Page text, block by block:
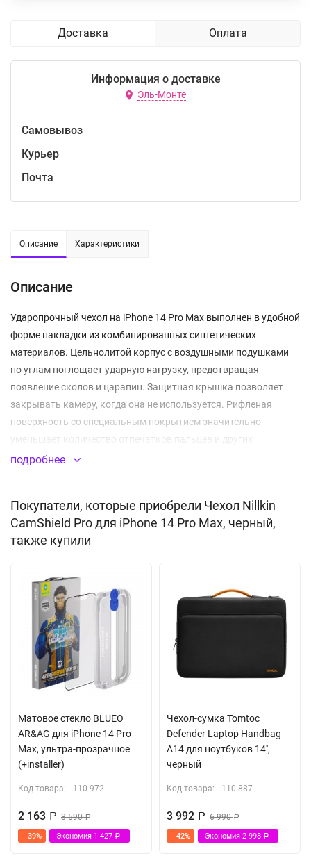
Доставка Оплата
Информация о доставке
Эль-Монте
Самовывоз
Курьер
Почта
Описание Характеристики
Описание
Ударопрочный чехол на iPhone 14 Pro Max выполнен в удобной
форме накладки из комбинированных синтетических
материалов. Цельнолитой корпус с воздушными подушками
по углам поглощает ударную нагрузку, предотвращая
появление сколов и царапин. Защитная крышка позволяет
закрывать камеру, когда она не используется. Рифленая
поверхность со специальным покрытием значительно
уменьшает количество отпечатков пальцев и других
загрязнений.
Специальное покрытие, не оставляет отпечатков
Материал:пластик
подробнее
Покупатели, которые приобрели Чехол Nillkin
CamShield Pro для iPhone 14 Pro Max, черный,
также купили
Матовое стекло BLUEO
AR&AG для iPhone 14 Pro
Max, ультра-прозрачное
(+installer)
Код товара: 110-972
2 163 Р 3 590Р
- 39% Экономия 1 427 Р
Чехол-сумка Tomtoc
Defender Laptop Handbag
A14 для ноутбуков 14'',
черный
Код товара: 110-887
3 992 Р 6 990Р
- 42% Экономия 2 998 Р